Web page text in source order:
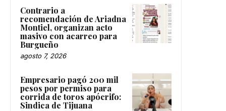
Contrario a
recomendación de Ariadna
Montiel, organizan acto
masivo con acarreo para
Burgueño
agosto 7, 2026
Empresario pagó 200 mil
pesos por permiso para
corrida de toros apócrifo:
Sindica de Tijuana